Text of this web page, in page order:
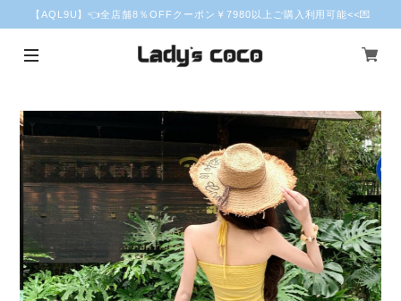
【AQL9U】👈全店舗8％OFFクーポン￥7980以上ご購入利用可能<<💌